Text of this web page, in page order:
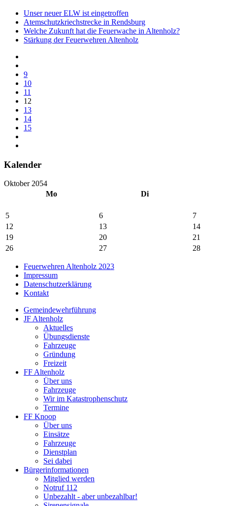
Unser neuer ELW ist eingetroffen
Atemschutzkriechstrecke in Rendsburg
Welche Zukunft hat die Feuerwache in Altenholz?
Stärkung der Feuerwehren Altenholz
9
10
11
12
13
14
15
Kalender
Oktober 2054
Mo
Di
5
6 7
12
13 14
19
20 21
26
27 28
Feuerwehren Altenholz 2023
Impressum
Datenschutzerklärung
Kontakt
Gemeindewehrführung
JF Altenholz
Aktuelles
Übungsdienste
Fahrzeuge
Gründung
Freizeit
FF Altenholz
Über uns
Fahrzeuge
Wir im Katastrophenschutz
Termine
FF Knoop
Über uns
Einsätze
Fahrzeuge
Dienstplan
Sei dabei
Bürgerinformationen
Mitglied werden
Notruf 112
Unbezahlt - aber unbezahlbar!